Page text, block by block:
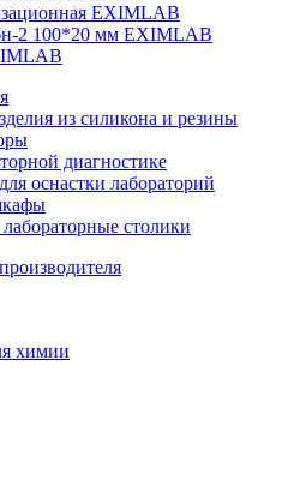
EXIMLAB
2 100*20 мм EXIMLAB
из силикона и резины
диагностике
оснастки лабораторий
столики
химии